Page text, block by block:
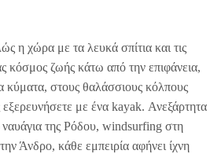
η χώρα με τα λευκά σπίτια και τις
κόσμος ζωής κάτω από την επιφάνεια,
κύματα, στους θαλάσσιους κόλπους
με ένα kayak. Ανεξάρτητα
ναυάγια της Ρόδου, windsurfing στη
Άνδρο, κάθε εμπειρία αφήνει ίχνη